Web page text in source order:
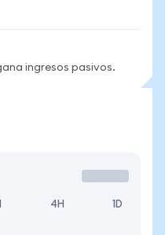
ingresos pasivos.
4H 1D